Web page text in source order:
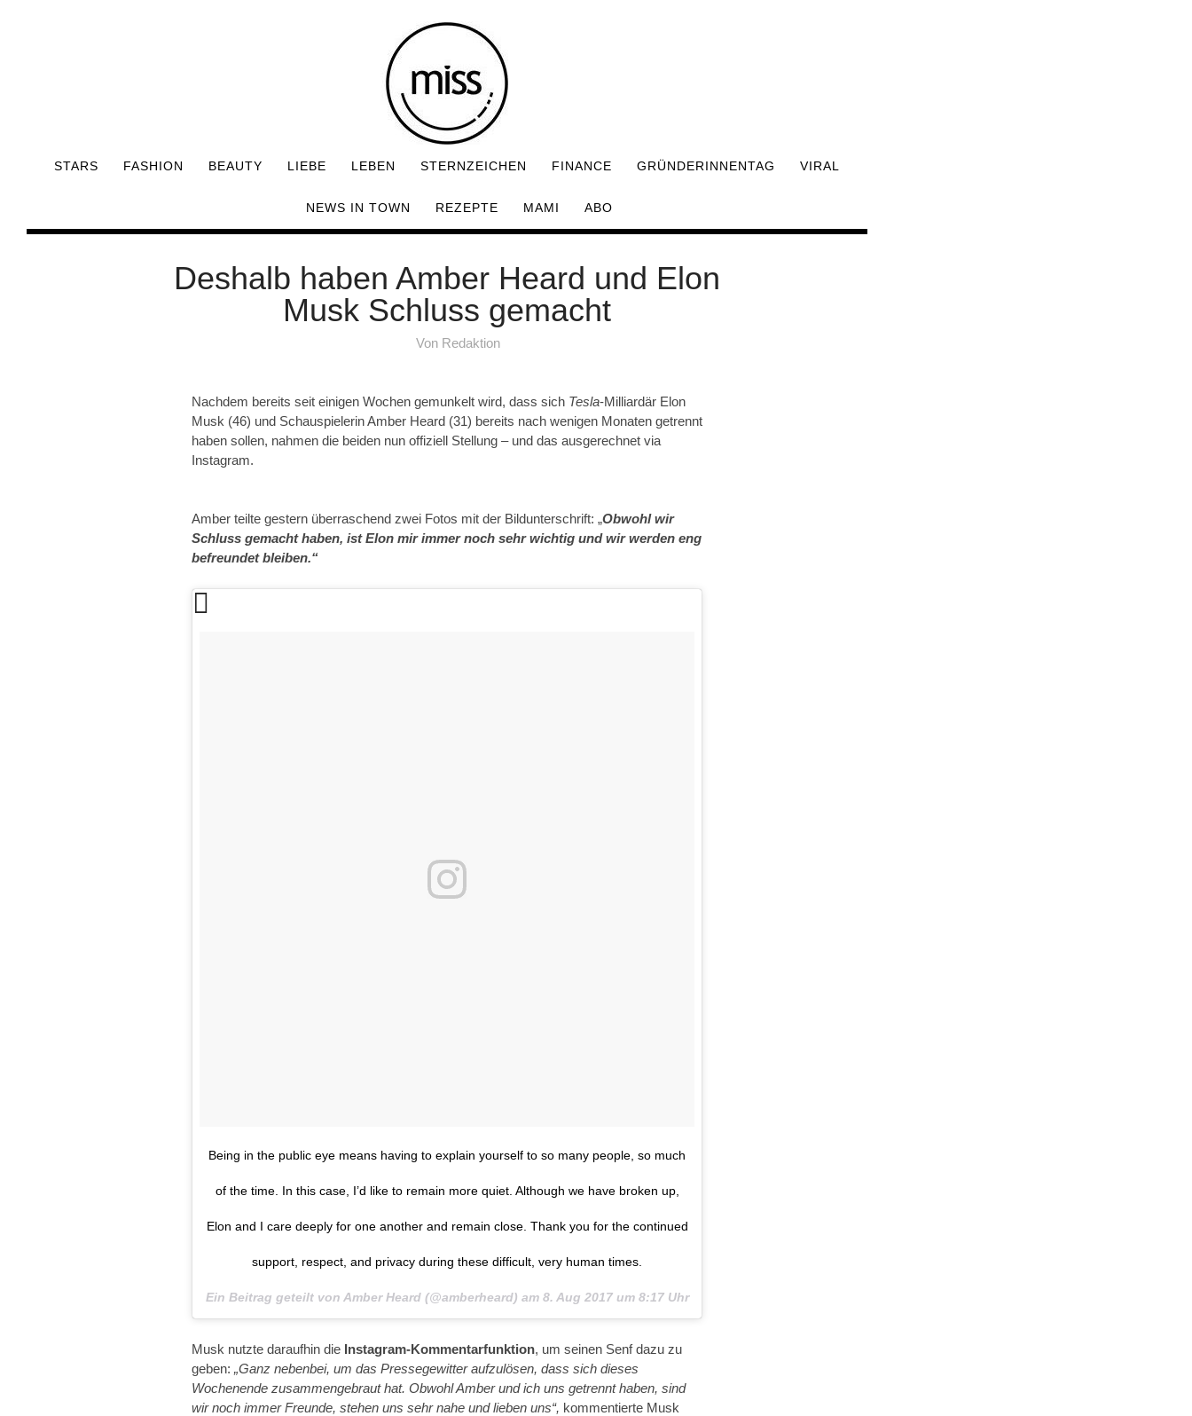
STARS FASHION BEAUTY LIEBE LEBEN STERNZEICHEN FINANCE GRÜNDERINNENTAG VIRAL
NEWS IN TOWN REZEPTE MAMI ABO
Deshalb haben Amber Heard und Elon
Musk Schluss gemacht
Von Redaktion
Nachdem bereits seit einigen Wochen gemunkelt wird, dass sich Tesla-Milliardär Elon
Musk (46) und Schauspielerin Amber Heard (31) bereits nach wenigen Monaten getrennt
haben sollen, nahmen die beiden nun offiziell Stellung – und das ausgerechnet via
Instagram.
Amber teilte gestern überraschend zwei Fotos mit der Bildunterschrift: „Obwohl wir
Schluss gemacht haben, ist Elon mir immer noch sehr wichtig und wir werden eng
befreundet bleiben.“
Being in the public eye means having to explain yourself to so many people, so much
of the time. In this case, I’d like to remain more quiet. Although we have broken up,
Elon and I care deeply for one another and remain close. Thank you for the continued
support, respect, and privacy during these difficult, very human times.
Ein Beitrag geteilt von Amber Heard (@amberheard) am 8. Aug 2017 um 8:17 Uhr
Musk nutzte daraufhin die Instagram-Kommentarfunktion, um seinen Senf dazu zu
geben: „Ganz nebenbei, um das Pressegewitter aufzulösen, dass sich dieses
Wochenende zusammengebraut hat. Obwohl Amber und ich uns getrennt haben, sind
wir noch immer Freunde, stehen uns sehr nahe und lieben uns“, kommentierte Musk